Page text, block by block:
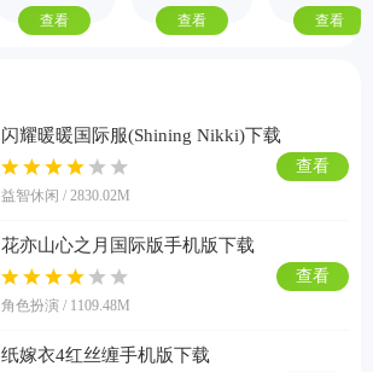
查看 查看 查看
闪耀暖暖国际服(Shining Nikki)下载
益智休闲 / 2830.02M
查看
花亦山心之月国际版手机版下载
角色扮演 / 1109.48M
查看
纸嫁衣4红丝缠手机版下载